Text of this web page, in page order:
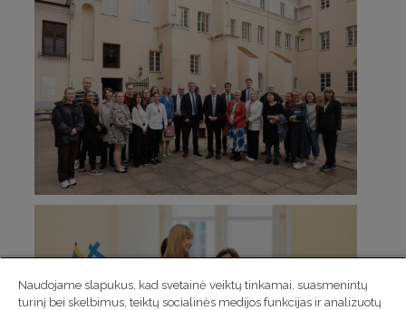
Naudojame slapukus, kad svetainė veiktų tinkamai, suasmenintų
turinį bei skelbimus, teiktų socialinės medijos funkcijas ir analizuotų